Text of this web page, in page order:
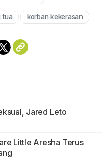
tua korban kekerasan
Jared Leto
Little Aresha Terus